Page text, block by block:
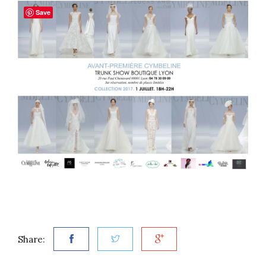
Share:
Save